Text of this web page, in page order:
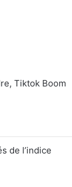
Tiktok Boom
de l’indice